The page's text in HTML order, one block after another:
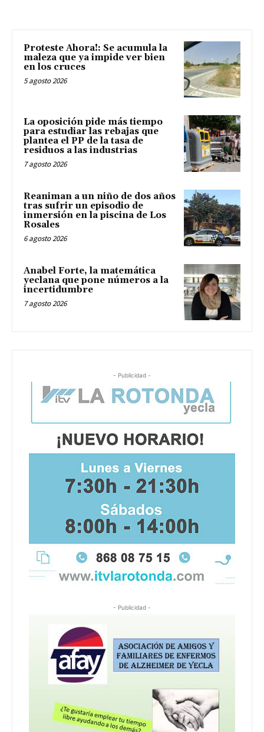
Proteste Ahora!: Se acumula la
maleza que ya impide ver bien
en los cruces
5 agosto 2026
La oposición pide más tiempo
para estudiar las rebajas que
plantea el PP de la tasa de
residuos a las industrias
7 agosto 2026
Reaniman a un niño de dos años
tras sufrir un episodio de
inmersión en la piscina de Los
Rosales
6 agosto 2026
Anabel Forte, la matemática
yeclana que pone números a la
incertidumbre
7 agosto 2026
- Publicidad -
- Publicidad -